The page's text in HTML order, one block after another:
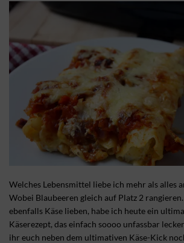
Welches Lebensmittel liebe ich mehr als alles
Wobei Blaubeeren gleich auf Platz 2
ebenfalls Käse lieben, habe ich heute ein
Käserezept, das einfach soooo unfassbar
ihr euch neben dem ultimativen Käse-Kick